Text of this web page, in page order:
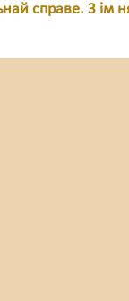
справе. З ім